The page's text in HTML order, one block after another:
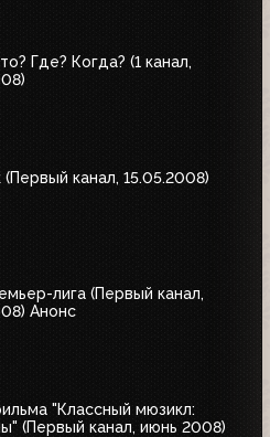
Где? Когда? (1 канал,
(Первый канал, 15.05.2008)
лига (Первый канал,
Анонс
"Классный мюзикл:
(Первый канал, июнь 2008)